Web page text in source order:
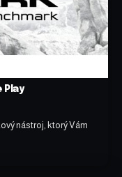
Play
nástroj, ktorý Vám